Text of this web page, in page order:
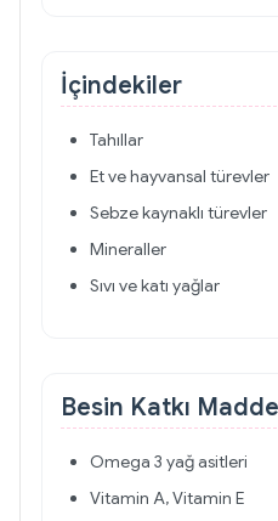
İçindekiler
Tahıllar
Et ve hayvansal türevler
Sebze kaynaklı türevler
Mineraller
Sıvı ve katı yağlar
Besin Katkı
Omega 3 yağ asitleri
Vitamin A, Vitamin E